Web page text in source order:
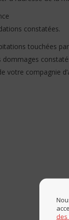
constatées.
touchées
dommages
votre compagnie
des